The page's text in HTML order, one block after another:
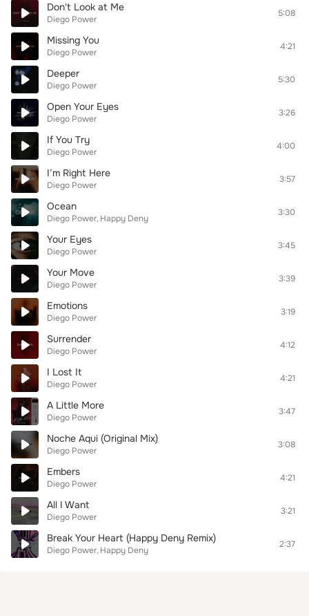
Don't Look at Me
Diego Power
5:08
Missing You
Diego Power
4:21
Deeper
Diego Power
5:30
Open Your Eyes
Diego Power
3:26
If You Try
Diego Power
4:00
I’m Right Here
Diego Power
3:57
Ocean
Diego Power Happy Deny
3:30
Your Eyes
Diego Power
3:45
Your Move
Diego Power
3:39
Emotions
Diego Power
3:19
Surrender
Diego Power
4:12
I Lost It
Diego Power
4:21
A Little More
Diego Power
3:47
Noche Aqui (Original Mix)
Diego Power
3:08
Embers
Diego Power
4:21
All I Want
Diego Power
3:21
Break Your Heart (Happy Deny Remix)
Diego Power Happy Deny
2:37